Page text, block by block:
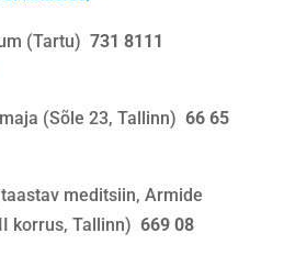
(Tartu) 731 8111
(Sõle 23, Tallinn) 66 65
meditsiin, Armide
korrus, Tallinn) 669 08